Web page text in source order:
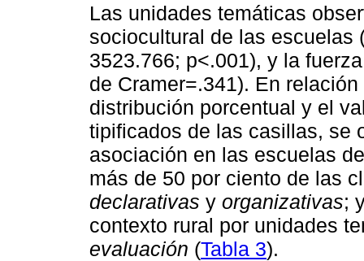
Las unidades temáticas
sociocultural de las escuelas
3523.766; p<.001), y la
de Cramer=.341). En
distribución porcentual y el
tipificados de las casillas, se
asociación en las escuelas
más de 50 por ciento de las
declarativas y organizativas;
contexto rural por unidades
evaluación (Tabla 3).